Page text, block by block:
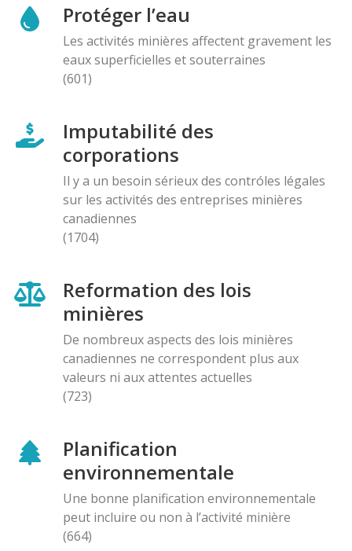
Protéger l’eau
Les activités minières affectent gravement les
eaux superficielles et souterraines
(601)
Imputabilité des
corporations
Il y a un besoin sérieux des contróles légales
sur les activités des entreprises minières
canadiennes
(1704)
Reformation des lois
minières
De nombreux aspects des lois minières
canadiennes ne correspondent plus aux
valeurs ni aux attentes actuelles
(723)
Planification
environnementale
Une bonne planification environnementale
peut incluire ou non à l’activité minière
(664)